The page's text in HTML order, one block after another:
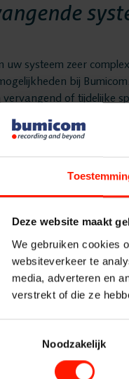
Deze website maakt
We gebruiken cookies
websiteverkeer te
media, adverteren en
verstrekt of die ze
Noodzakelijk
systeem zeer
bij
of tijdelijke
altijd adequaat,
wegnemen en de
of
over vervangende of